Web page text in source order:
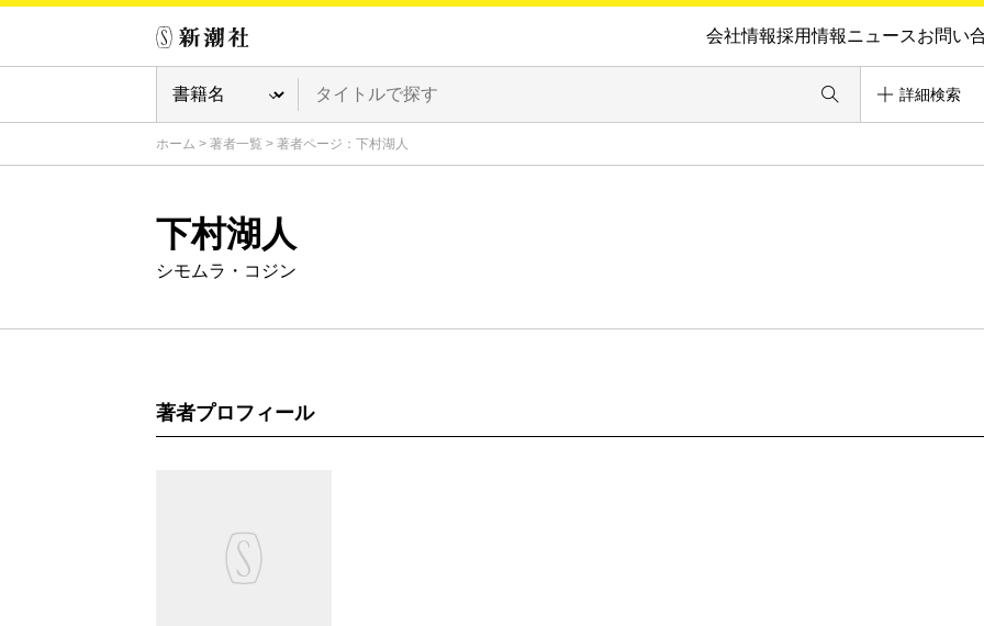
会社情報採用情報ニュースお問い
詳細検索
ホーム > 著者一覧 > 著者ページ：下村湖人
下村湖人
シモムラ・コジン
著者プロフィール